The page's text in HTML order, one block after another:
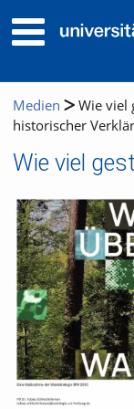
Medien
Wie viel
historischer